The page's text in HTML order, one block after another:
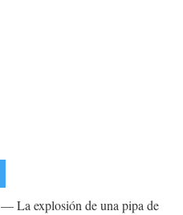
La explosión de una pipa de